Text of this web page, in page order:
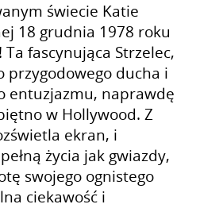
świecie Katie
18 grudnia 1978 roku
fascynująca Strzelec,
przygodowego ducha i
entuzjazmu, naprawdę
w Hollywood. Z
ekran, i
życia jak gwiazdy,
swojego ognistego
ciekawość i